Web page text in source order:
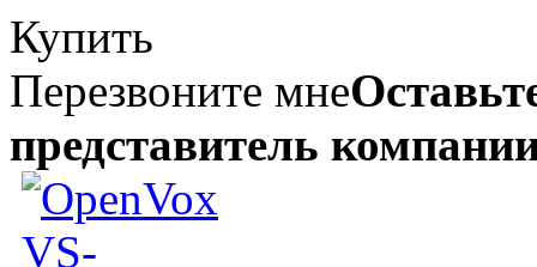
Купить
Перезвоните мне
представитель